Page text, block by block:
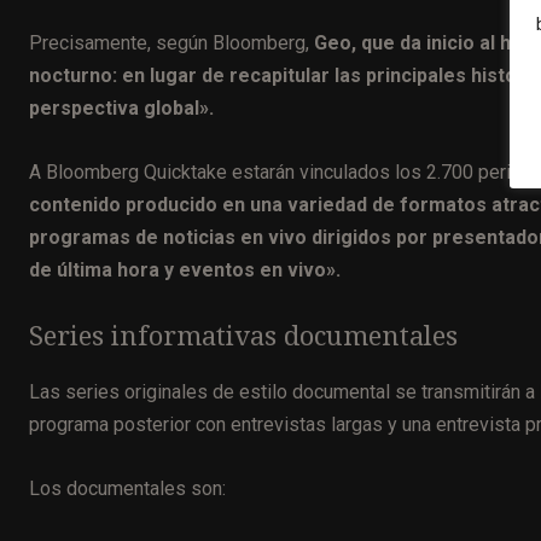
Precisamente, según Bloomberg, Geo, que da inicio al
nocturno: en lugar de recapitular las principales
perspectiva global».
A Bloomberg Quicktake estarán vinculados los 2.700
contenido producido en una variedad de formatos
programas de noticias en vivo dirigidos por
de última hora y eventos en vivo».
Series informativas documentales
Las series originales de estilo documental se transmitirán
programa posterior con entrevistas largas y una entrevista
Los documentales son: